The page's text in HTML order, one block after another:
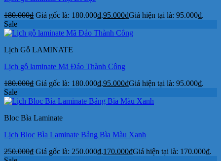
180.000₫ Giá gốc là: 180.000₫.95.000₫Giá hiện tại là: 95.000₫.
Sale
Lịch Gỗ LAMINATE
Lịch gỗ laminate Mã Đáo Thành Công
180.000₫ Giá gốc là: 180.000₫.95.000₫Giá hiện tại là: 95.000₫.
Sale
Bloc Bìa Laminate
Lịch Bloc Bìa Laminate Bảng Bìa Màu Xanh
250.000₫ Giá gốc là: 250.000₫.170.000₫Giá hiện tại là: 170.000₫.